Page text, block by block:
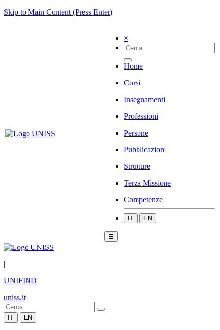
Skip to Main Content (Press Enter)
×
Home
Corsi
Insegnamenti
Professioni
Persone
Pubblicazioni
Strutture
Terza Missione
Competenze
IT EN
☰
|
UNIFIND
uniss.it
IT EN